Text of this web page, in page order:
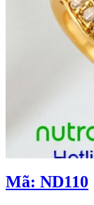
Mã: ND110